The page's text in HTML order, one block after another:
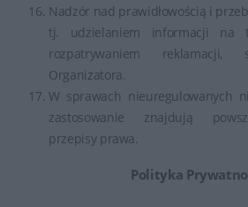
Nadzór nad prawidłowością i
tj. udzielaniem informacji na
rozpatrywaniem reklamacji,
Organizatora.
W sprawach nieuregulowanych
zastosowanie znajdują
przepisy prawa.
Polityka